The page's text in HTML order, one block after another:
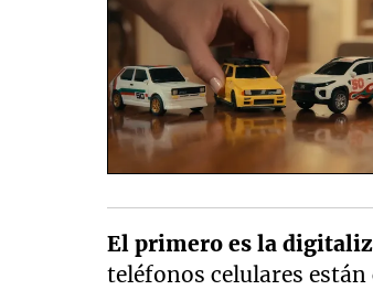
El primero es la
teléfonos celulares